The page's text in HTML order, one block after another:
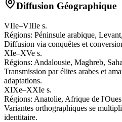
Diffusion Géographique
VIIe–VIIIe s.
Régions: Péninsule arabique,
Diffusion via conquêtes et
XIe–XVe s.
Régions: Andalousie, Maghreb,
Transmission par élites arabes et
adaptations.
XIXe–XXIe s.
Régions: Anatolie, Afrique de
Variantes orthographiques se
identitaire.